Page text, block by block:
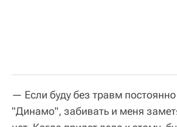
— Если буду без травм постоянно
"Динамо", забивать и меня